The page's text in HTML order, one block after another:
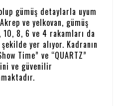
gümüş detaylarla uyum
ve yelkovan, gümüş
8, 6 ve 4 rakamları da
yer alıyor. Kadranın
Time” ve “QUARTZ”
ve güvenilir